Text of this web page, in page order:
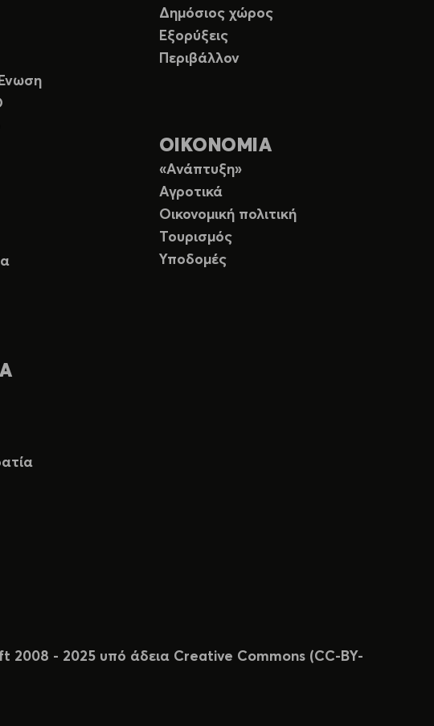
Δημόσιος χώρος
Εξορύξεις
Περιβάλλον
ΟΙΚΟΝΟΜΙΑ
«Ανάπτυξη»
Αγροτικά
Οικονομική πολιτική
Τουρισμός
Υποδομές
2008 - 2025 υπό άδεια Creative Commons (CC-BY-